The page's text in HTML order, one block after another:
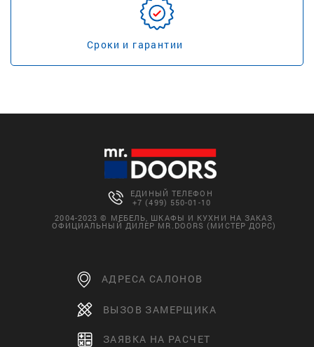
Сроки и гарантии
ЕДИНЫЙ ТЕЛЕФОН
+7 (499) 550-01-10
2004-2023 © МЕБЕЛЬ, ШКАФЫ И КУХНИ НА ЗАКАЗ
ОФИЦИАЛЬНЫЙ ДИЛЕР MR.DOORS (МИСТЕР ДОРС)
АДРЕСА САЛОНОВ
ВЫЗОВ ЗАМЕРЩИКА
ЗАЯВКА НА РАСЧЕТ